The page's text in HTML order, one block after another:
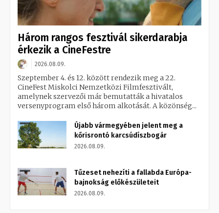
Három rangos fesztivál sikerdarabja
érkezik a CineFestre
2026.08.09.
Szeptember 4. és 12. között rendezik meg a 22.
CineFest Miskolci Nemzetközi Filmfesztivált,
amelynek szervezői már bemutatták a hivatalos
versenyprogram első három alkotását. A közönség...
Újabb vármegyében jelent meg a
kőrisrontó karcsúdíszbogár
2026.08.09.
Tűzeset nehezíti a fallabda Európa-
bajnokság előkészületeit
2026.08.09.